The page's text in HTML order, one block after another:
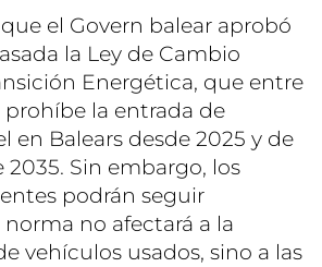
el Govern balear aprobó
la Ley de Cambio
Energética, que entre
prohíbe la entrada de
en Balears desde 2025 y de
2035. Sin embargo, los
podrán seguir
no afectará a la
vehículos usados, sino a las